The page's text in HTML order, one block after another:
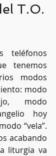
T.O.
teléfonos
tenemos
modos
modo
modo
hoy
“vela”.
acabando
liturgia va